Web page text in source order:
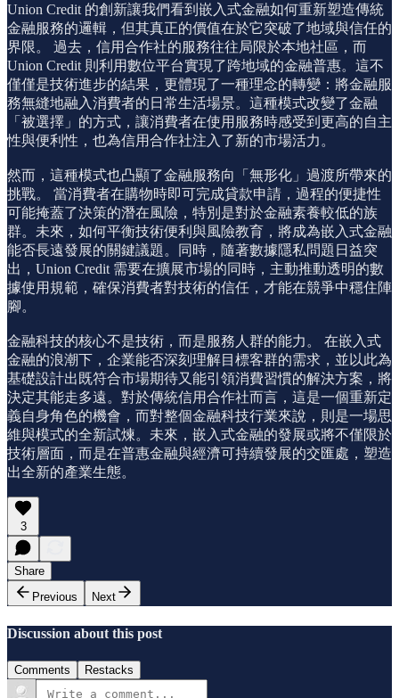
Union Credit 的創新讓我們看到嵌入式金融如何重新塑造傳統
金融服務的邏輯，但其真正的價值在於它突破了地域與信任的
界限。 過去，信用合作社的服務往往局限於本地社區，而
Union Credit 則利用數位平台實現了跨地域的金融普惠。這不
僅僅是技術進步的結果，更體現了一種理念的轉變：將金融服
務無縫地融入消費者的日常生活場景。這種模式改變了金融
「被選擇」的方式，讓消費者在使用服務時感受到更高的自主
性與便利性，也為信用合作社注入了新的市場活力。
然而，這種模式也凸顯了金融服務向「無形化」過渡所帶來的
挑戰。 當消費者在購物時即可完成貸款申請，過程的便捷性
可能掩蓋了決策的潛在風險，特別是對於金融素養較低的族
群。未來，如何平衡技術便利與風險教育，將成為嵌入式金融
能否長遠發展的關鍵議題。同時，隨著數據隱私問題日益突
出，Union Credit 需要在擴展市場的同時，主動推動透明的數
據使用規範，確保消費者對技術的信任，才能在競爭中穩住陣
腳。
金融科技的核心不是技術，而是服務人群的能力。 在嵌入式
金融的浪潮下，企業能否深刻理解目標客群的需求，並以此為
基礎設計出既符合市場期待又能引領消費習慣的解決方案，將
決定其能走多遠。對於傳統信用合作社而言，這是一個重新定
義自身角色的機會，而對整個金融科技行業來說，則是一場思
維與模式的全新試煉。未來，嵌入式金融的發展或將不僅限於
技術層面，而是在普惠金融與經濟可持續發展的交匯處，塑造
出全新的產業生態。
3
Share
Previous
Next
Discussion about this post
Comments Restacks